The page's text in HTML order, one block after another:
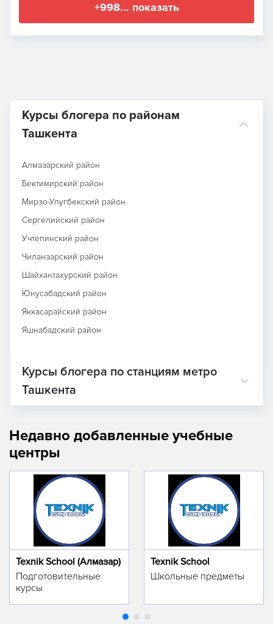
+998... показать
Курсы блогера по районам
Ташкента
Алмазарский район
Бектимирский район
Мирзо-Улугбекский район
Сергелийский район
Учтепинский район
Чиланзарский район
Шайхантахурский район
Юнусабадский район
Яккасарайский район
Яшнабадский район
Курсы блогера по станциям метро
Ташкента
Недавно добавленные учебные
центры
Texnik School (Алмазар)
Подготовительные
курсы
Texnik School
Школьные предметы